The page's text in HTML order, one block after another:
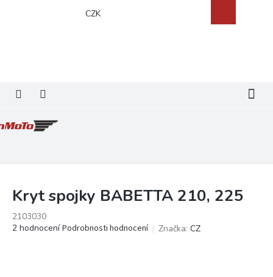
CZK
košík
Kryt spojky BABETTA 210, 225
2103030
Průměrné
2 hodnocení Podrobnosti hodnocení Značka: CZ